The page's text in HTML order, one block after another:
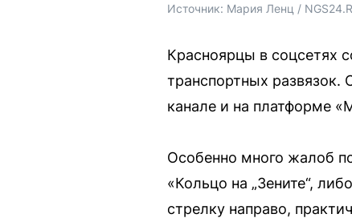
Источник: Мария Ленц /
Красноярцы в соцсетях
транспортных
канале и на платформе
Особенно много жалоб
«Кольцо на „Зените“,
стрелку направо,